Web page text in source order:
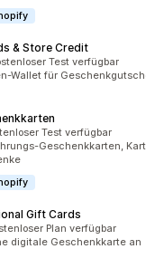
& Store Credit
insgesamtTest verfügbar
Wallet für
insgesamtTest verfügbar
Geschenkkarten,
Gift Cards
insgesamtPlan verfügbar
digitale Geschenkkarte an